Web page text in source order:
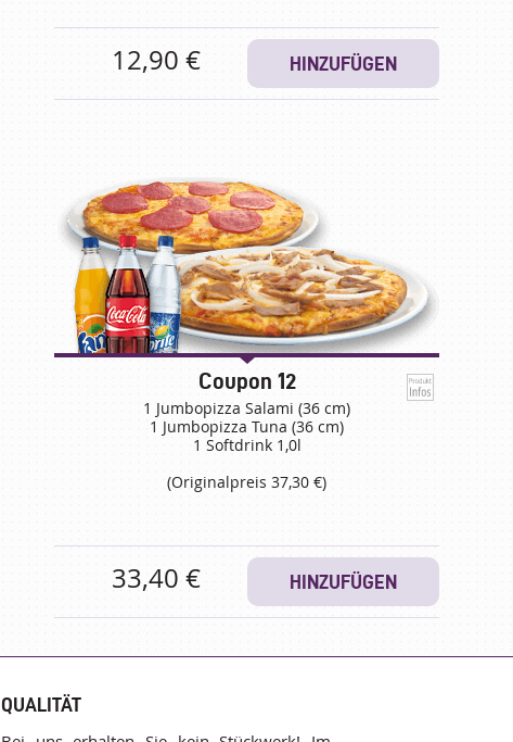
12,90 € HINZUFÜGEN
Coupon 12
1 Jumbopizza Salami (36 cm)
1 Jumbopizza Tuna (36 cm)
1 Softdrink 1,0l
(Originalpreis 37,30 €)
33,40 € HINZUFÜGEN
QUALITÄT